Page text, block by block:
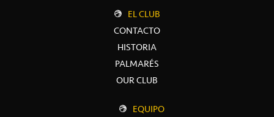
EL CLUB
CONTACTO
HISTORIA
PALMARÉS
OUR CLUB
EQUIPO